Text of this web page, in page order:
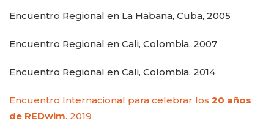
Encuentro Regional en La Habana, Cuba, 2005
Encuentro Regional en Cali, Colombia, 2007
Encuentro Regional en Cali, Colombia, 2014
Encuentro Internacional para celebrar los 20 años
de REDwim. 2019